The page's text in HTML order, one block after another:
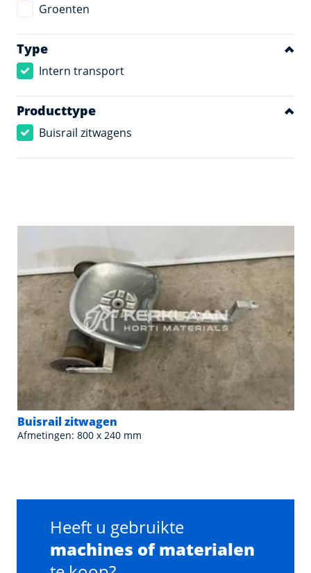
Groenten
Type
Intern transport
Producttype
Buisrail zitwagens
Buisrail zitwagen
Afmetingen: 800 x 240 mm
Heeft u gebruikte
machines of materialen